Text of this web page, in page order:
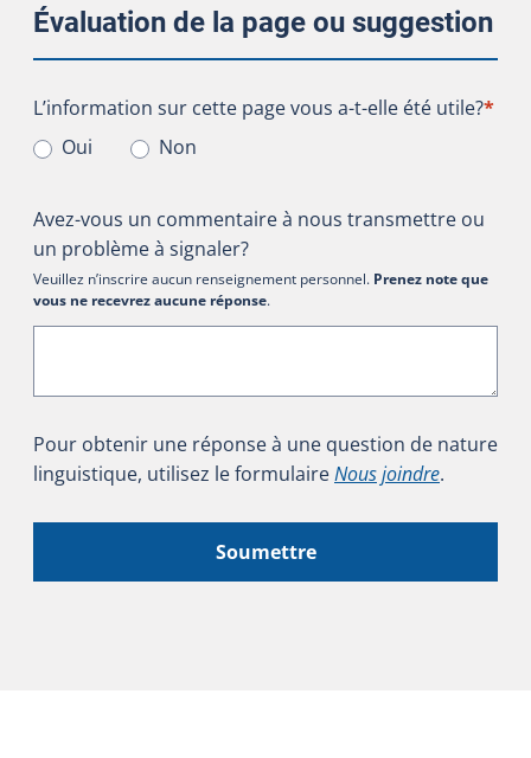
Évaluation de la page ou suggestion
L’information sur cette page vous a-t-elle été utile?
L’information sur cette page vous a-t-elle été utile?*
Oui
Non
Avez-vous un commentaire à nous transmettre ou
un problème à signaler?
Veuillez n’inscrire aucun renseignement personnel. Prenez note que
vous ne recevrez aucune réponse.
Pour obtenir une réponse à une question de nature
linguistique, utilisez le formulaireNous joindre.
Soumettre